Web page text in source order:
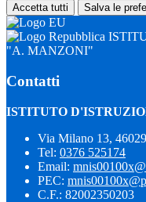
Accetta tutti Salva le
"A. MANZONI"
Contatti
ISTITUTO
Via Milano 13,
Tel: 0376 525174
Email:
PEC:
C.F.: 82002350203